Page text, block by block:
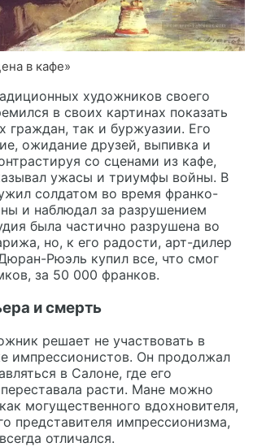
в кафе»
художников своего
в своих картинах показать
граждан, так и буржуазии. Его
ожидание друзей, выпивка и
со сценами из кафе,
ужасы и триумфы войны. В
солдатом во время франко-
и наблюдал за разрушением
была частично разрушена во
но, к его радости, арт-дилер
Рюэль купил все, что смог
за 50 000 франков.
и смерть
решает не участвовать в
импрессионистов. Он продолжал
в Салоне, где его
расти. Мане можно
могущественного вдохновителя,
представителя импрессионизма,
отличался.